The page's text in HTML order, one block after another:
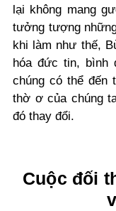
lại không mang
tưởng tượng
khi làm như thế,
hóa đức tin, bình
chúng có thể đến
thờ ơ của chúng
đó thay đổi.
Cuộc đối